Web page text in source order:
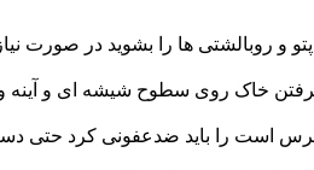
روبالشتی ها را بشوید در صورت نیاز
گرفتن خاک روی سطوح شیشه ای و
را باید ضدعفونی کرد حتی